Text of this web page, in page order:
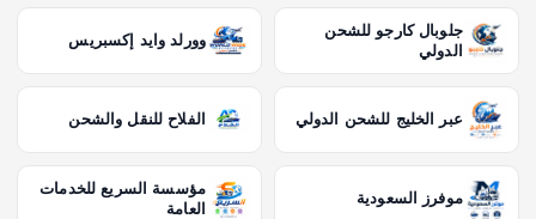
جلوبال كارجو للشحن
الدولي
وورلد وايد إكسبريس
عبر الخليج للشحن الدولي الفلاح للنقل والشحن
موفرز السعودية
مؤسسة السريع للخدمات
العامة